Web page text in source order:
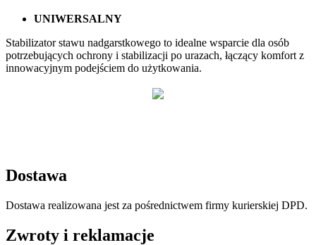
UNIWERSALNY
Stabilizator stawu nadgarstkowego to idealne wsparcie dla osób
potrzebujących ochrony i stabilizacji po urazach, łączący komfort z
innowacyjnym podejściem do użytkowania.
Dostawa
Dostawa realizowana jest za pośrednictwem firmy kurierskiej DPD.
Zwroty i reklamacje